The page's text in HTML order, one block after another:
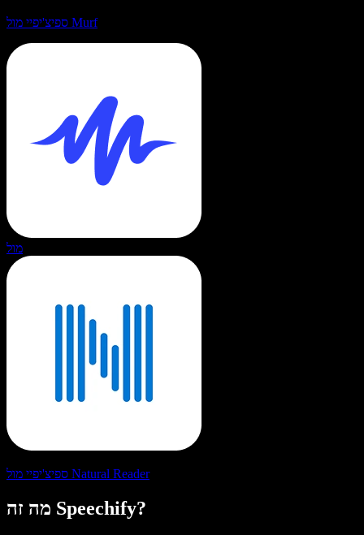
ספיצ'יפיי מול Murf
מול
ספיצ'יפיי מול Natural Reader
מה זה Speechify?